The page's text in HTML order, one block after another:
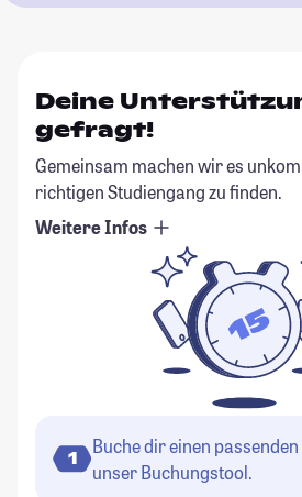
Deine
gefragt!
Gemeinsam machen wir es
richtigen Studiengang zu finden.
Weitere Infos
1
Buche dir einen
unser Buchungstool.